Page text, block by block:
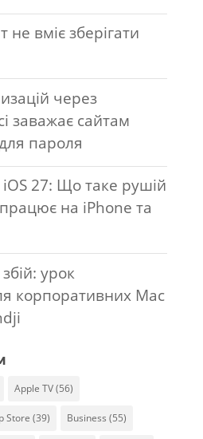
вміє зберігати
через
заважає сайтам
пароля
27: Що таке рушій
працює на iPhone та
урок
корпоративних Mac
Apple TV(56)
Store (39) Business (55)